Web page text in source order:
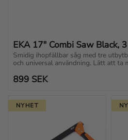
EKA 17" Combi Saw Black,
Smidig ihopfällbar såg med tre
och universal användning. Lätt att ta
899 SEK
NYHET